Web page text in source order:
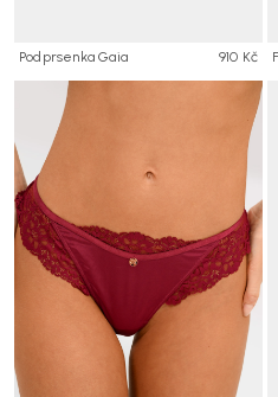
Podprsenka Gaia 910 Kč